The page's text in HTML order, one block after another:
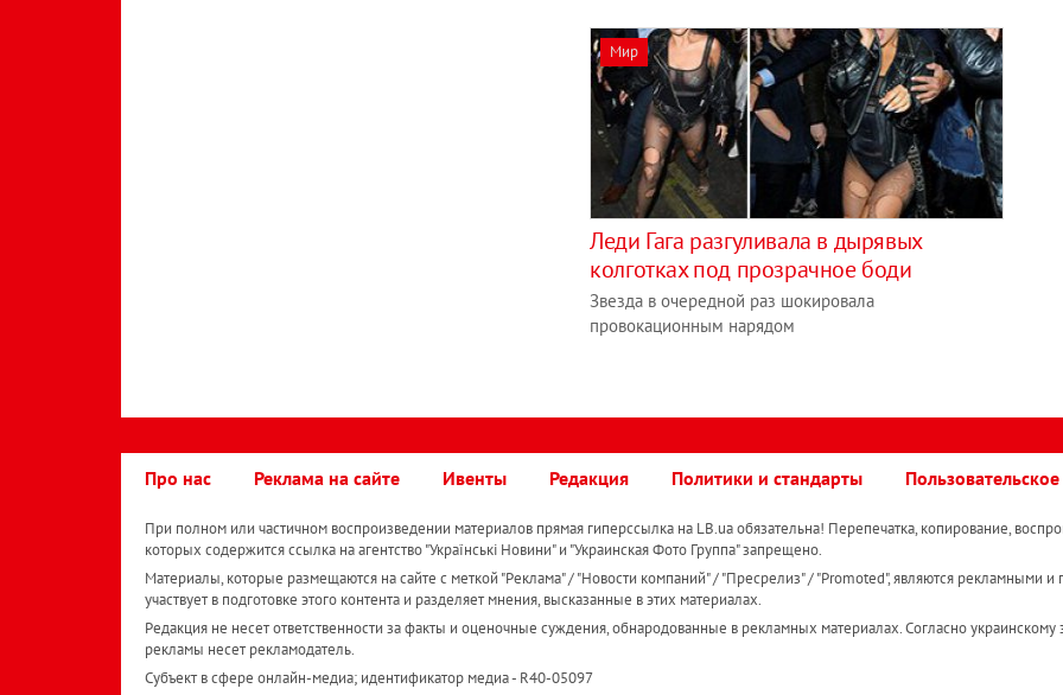
Мир
Леди Гага разгуливала в дырявых
колготках под прозрачное боди
Звезда в очередной раз шокировала
провокационным нарядом
Про нас Реклама на сайте Ивенты Редакция Политики и стандарты
При полном или частичном воспроизведении материалов прямая гиперссылка на LB.ua обязательна! Перепечатка, копирование,
которых содержится ссылка на агентство "Українськi Новини" и "Украинская Фото Группа" запрещено.
Материалы, которые размещаются на сайте с меткой "Реклама" / "Новости компаний" / "Пресрелиз" / "Promoted", являются рекламными и
участвует в подготовке этого контента и разделяет мнения, высказанные в этих материалах.
Редакция не несет ответственности за факты и оценочные суждения, обнародованные в рекламных материалах. Согласно украинскому
рекламы несет рекламодатель.
Субъект в сфере онлайн-медиа; идентификатор медиа - R40-05097